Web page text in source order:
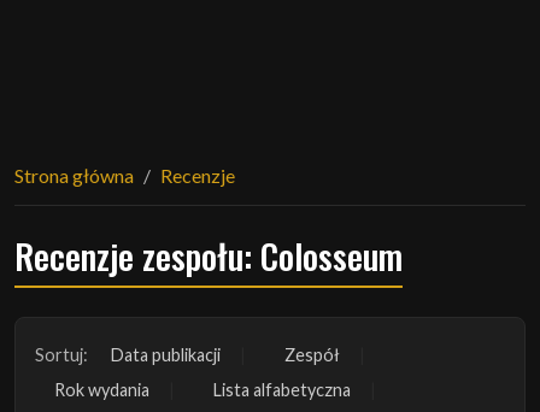
Strona główna Recenzje
Recenzje zespołu: Colosseum
Sortuj: Data publikacji
Zespół
Rok wydania
Lista alfabetyczna